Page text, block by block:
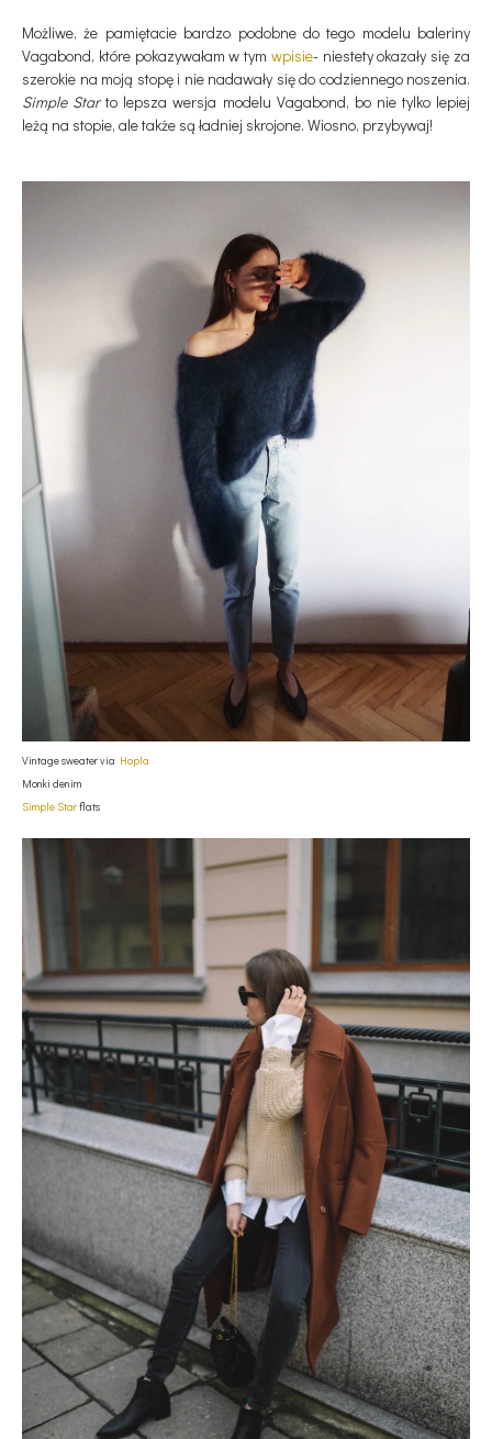
Możliwe, że pamiętacie bardzo podobne do tego modelu baleriny
Vagabond, które pokazywałam w tym wpisie- niestety okazały się za
szerokie na moją stopę i nie nadawały się do codziennego noszenia.
Simple Starto lepsza wersja modelu Vagabond, bo nie tylko lepiej
leżą na stopie, ale także są ładniej skrojone. Wiosno, przybywaj!
Vintage sweater via Hopla
Monki denim
Simple Starflats